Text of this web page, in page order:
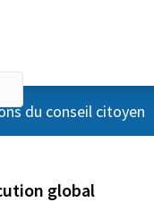
du conseil citoyen
global